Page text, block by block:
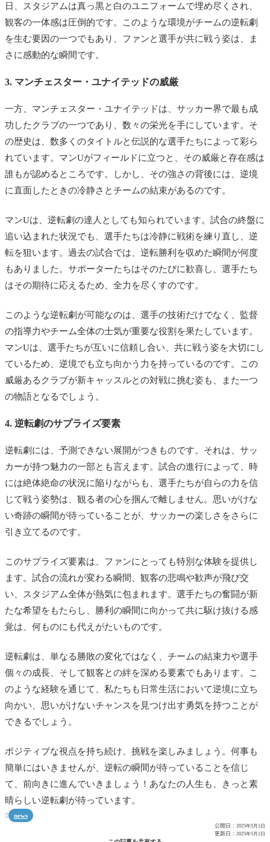
日、スタジアムは真っ黒と白のユニフォームで埋め尽くされ、
観客の一体感は圧倒的です。このような環境がチームの逆転劇
を生む要因の一つでもあり、ファンと選手が共に戦う姿は、ま
さに感動的な瞬間です。
3. マンチェスター・ユナイテッドの威厳
一方、マンチェスター・ユナイテッドは、サッカー界で最も成
功したクラブの一つであり、数々の栄光を手にしています。そ
の歴史は、数多くのタイトルと伝説的な選手たちによって彩ら
れています。マンUがフィールドに立つと、その威厳と存在感は
誰もが認めるところです。しかし、その強さの背後には、逆境
に直面したときの冷静さとチームの結束があるのです。
マンUは、逆転劇の達人としても知られています。試合の終盤に
追い込まれた状況でも、選手たちは冷静に戦術を練り直し、逆
転を狙います。過去の試合では、逆転勝利を収めた瞬間が何度
もありました。サポーターたちはそのたびに歓喜し、選手たち
はその期待に応えるため、全力を尽くすのです。
このような逆転劇が可能なのは、選手の技術だけでなく、監督
の指導力やチーム全体の士気が重要な役割を果たしています。
マンUは、選手たちが互いに信頼し合い、共に戦う姿を大切にし
ているため、逆境でも立ち向かう力を持っているのです。この
威厳あるクラブが新キャッスルとの対戦に挑む姿も、また一つ
の物語となるでしょう。
4. 逆転劇のサプライズ要素
逆転劇には、予測できない展開がつきものです。それは、サッ
カーが持つ魅力の一部とも言えます。試合の進行によって、時
には絶体絶命の状況に陥りながらも、選手たちが自らの力を信
じて戦う姿勢は、観る者の心を掴んで離しません。思いがけな
い奇跡の瞬間が待っていることが、サッカーの楽しさをさらに
引き立てるのです。
このサプライズ要素は、ファンにとっても特別な体験を提供し
ます。試合の流れが変わる瞬間、観客の悲鳴や歓声が飛び交
い、スタジアム全体が熱気に包まれます。選手たちの奮闘が新
たな希望をもたらし、勝利の瞬間に向かって共に駆け抜ける感
覚は、何ものにも代えがたいものです。
逆転劇は、単なる勝敗の変化ではなく、チームの結束力や選手
個々の成長、そして観客との絆を深める要素でもあります。こ
のような経験を通じて、私たちも日常生活において逆境に立ち
向かい、思いがけないチャンスを見つけ出す勇気を持つことが
できるでしょう。
ポジティブな視点を持ち続け、挑戦を楽しみましょう。何事も
簡単にはいきませんが、逆転の瞬間が待っていることを信じ
て、前向きに進んでいきましょう！あなたの人生も、きっと素
晴らしい逆転劇が待っています。
 news
公開日： 2025年5月1日
更新日： 2025年5月1日